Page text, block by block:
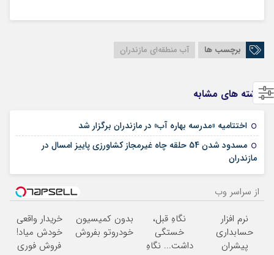
برچسب ها آب منطقه‌ای مازندران
نوشته های مشابه
اختتامیه «مدرسه بهاره آب» در مازندران برگزار شد
مسدود شدن 54 حلقه چاه غیرمجاز کشاورزی پاییز امسال در
مازندران
از سراسر وب
نرم افزار
حسابداری
پیشران
نگاهِ قبل،
خستگی
داشت... نگاهِ
بدون کمیسیون
خودروتو بفروش
خریدار واقعی
خودش میاد!
فروش فوری